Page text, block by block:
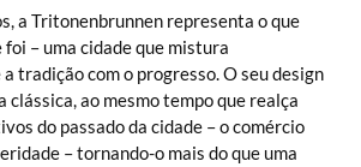
a Tritonenbrunnen representa o que
– uma cidade que mistura
tradição com o progresso. O seu design
ao mesmo tempo que realça
do passado da cidade – o comércio
– tornando-o mais do que uma